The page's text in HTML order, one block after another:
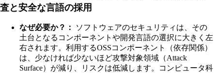
査と安全な言語の採用
なぜ必要か？：
ソフトウェアのセキュリティは、その
土台となるコンポーネントや開発言語の選択に大きく左
右されます。利用するOSSコンポーネント（依存関係）
は、少なければ少ないほど攻撃対象領域（Attack
Surface）が減り、リスクは低減します。コンピュータ科